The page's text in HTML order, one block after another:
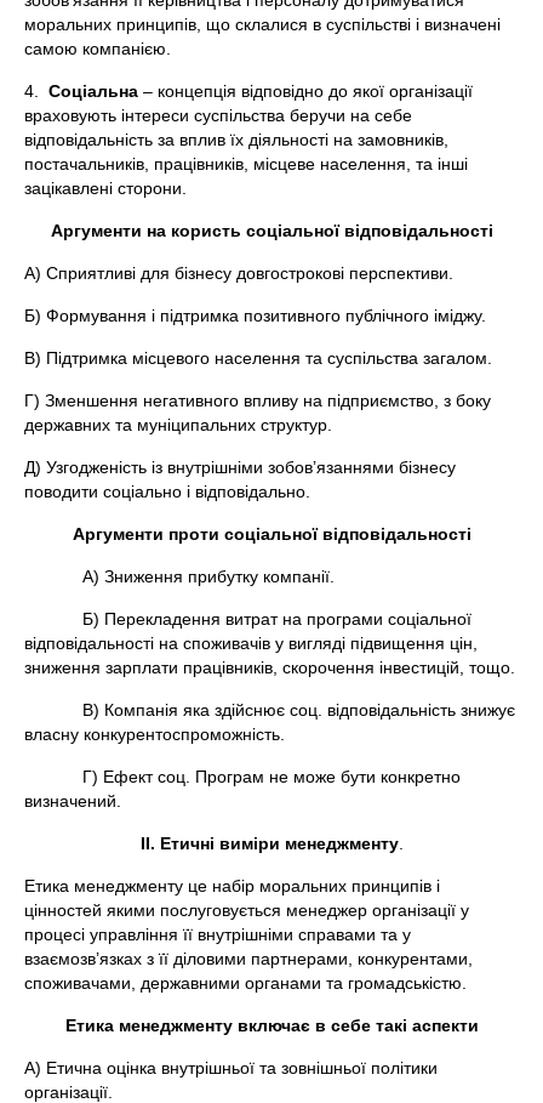
моральних принципів, що склалися в суспільстві і визначені
самою компанією.
4. Соціальна – концепція відповідно до якої організації
враховують інтереси суспільства беручи на себе
відповідальність за вплив їх діяльності на замовників,
постачальників, працівників, місцеве населення, та інші
зацікавлені сторони.
Аргументи на користь соціальної відповідальності
А) Сприятливі для бізнесу довгострокові перспективи.
Б) Формування і підтримка позитивного публічного іміджу.
В) Підтримка місцевого населення та суспільства загалом.
Г) Зменшення негативного впливу на підприємство, з боку
державних та муніципальних структур.
Д) Узгодженість із внутрішніми зобов’язаннями бізнесу
поводити соціально і відповідально.
Аргументи проти соціальної відповідальності
А) Зниження прибутку компанії.
Б) Перекладення витрат на програми соціальної
відповідальності на споживачів у вигляді підвищення цін,
зниження зарплати працівників, скорочення інвестицій, тощо.
В) Компанія яка здійснює соц. відповідальність знижує
власну конкурентоспроможність.
Г) Ефект соц. Програм не може бути конкретно
визначений.
II. Етичні виміри менеджменту.
Етика менеджменту це набір моральних принципів і
цінностей якими послуговується менеджер організації у
процесі управління її внутрішніми справами та у
взаємозв’язках з її діловими партнерами, конкурентами,
споживачами, державними органами та громадськістю.
Етика менеджменту включає в себе такі аспекти
А) Етична оцінка внутрішньої та зовнішньої політики
організації.